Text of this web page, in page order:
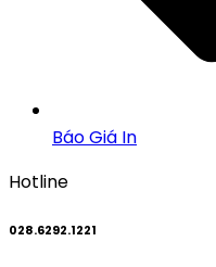
Báo Giá In
Hotline
028.6292.1221